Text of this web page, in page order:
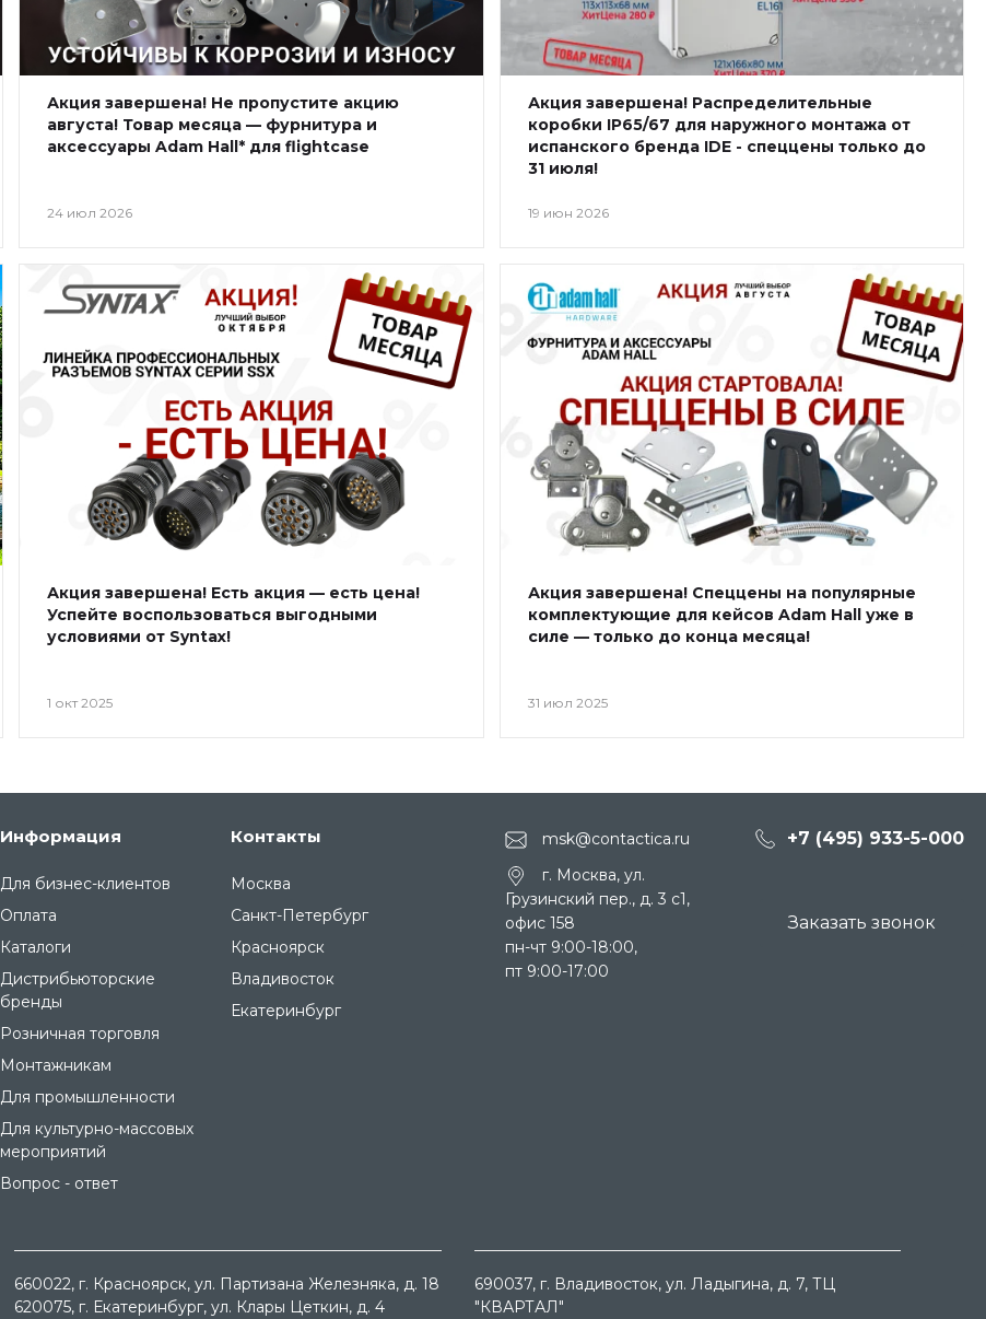
Акция завершена! Не пропустите акцию
августа! Товар месяца — фурнитура и
аксессуары Adam Hall* для flightcase
24 июл 2026
Акция завершена! Распределительные
коробки IP65/67 для наружного монтажа от
испанского бренда IDE - спеццены только до
31 июля!
19 июн 2026
Акция завершена! Есть акция — есть цена!
Успейте воспользоваться выгодными
условиями от Syntax!
1 окт 2025
Акция завершена! Спеццены на популярные
комплектующие для кейсов Adam Hall уже в
силе — только до конца месяца!
31 июл 2025
Информация
Для бизнес-клиентов
Оплата
Каталоги
Дистрибьюторские
бренды
Розничная торговля
Монтажникам
Для промышленности
Для культурно-массовых
мероприятий
Вопрос - ответ
Контакты
Москва
Санкт-Петербург
Красноярск
Владивосток
Екатеринбург
msk@contactica.ru +7 (495) 933-5-000
г. Москва, ул.
Грузинский пер., д. 3 c1,
офис 158
пн-чт 9:00-18:00,
пт 9:00-17:00
Заказать звонок
660022, г. Красноярск, ул. Партизана Железняка, д. 18
620075, г. Екатеринбург, ул. Клары Цеткин, д. 4
690037, г. Владивосток, ул. Ладыгина, д. 7, ТЦ
"КВАРТАЛ"